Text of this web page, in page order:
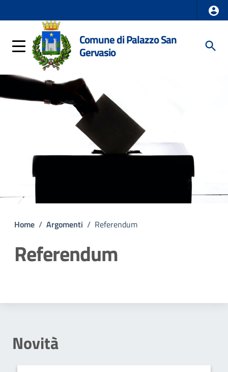
Comune di Palazzo San
Gervasio
Home / Argomenti / Referendum
Referendum
Novità